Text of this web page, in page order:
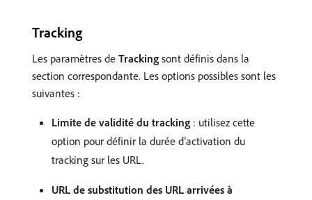
Tracking
Les paramètres de Tracking sont définis dans la
section correspondante. Les options possibles sont les
suivantes :
Limite de validité du tracking : utilisez cette
option pour définir la durée d’activation du
tracking sur les URL.
URL de substitution des URL arrivées à